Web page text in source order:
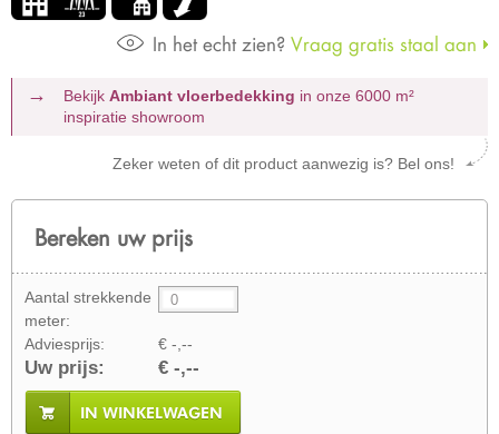
In het echt zien? Vraag gratis staal aan
Bekijk Ambiant vloerbedekking in onze 6000 m²
inspiratie showroom
Zeker weten of dit product aanwezig is? Bel ons!
Bereken uw prijs
Aantal strekkende
meter:
Adviesprijs:
€ -,--
Uw prijs: € -,--
IN WINKELWAGEN